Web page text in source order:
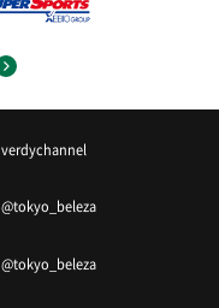
verdychannel
@tokyo_beleza
@tokyo_beleza